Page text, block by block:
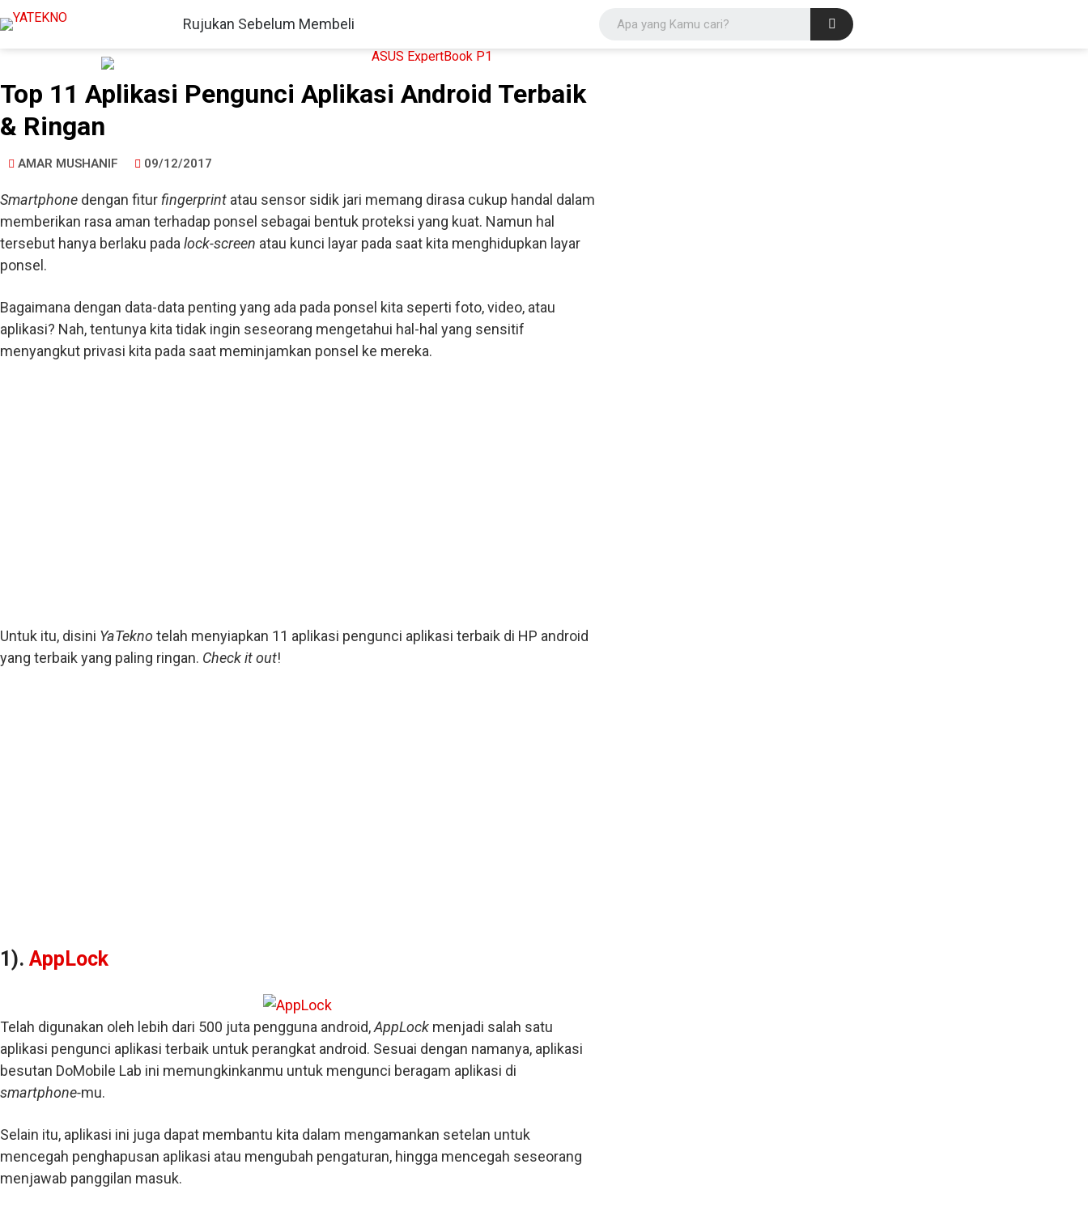
Rujukan Sebelum Membeli
Top 11 Aplikasi Pengunci Aplikasi Android Terbaik
& Ringan
AMAR MUSHANIF 09/12/2017
Smartphone dengan fitur fingerprint atau sensor sidik jari memang dirasa cukup handal dalam
memberikan rasa aman terhadap ponsel sebagai bentuk proteksi yang kuat. Namun hal
tersebut hanya berlaku pada lock-screen atau kunci layar pada saat kita menghidupkan layar
ponsel.
Bagaimana dengan data-data penting yang ada pada ponsel kita seperti foto, video, atau
aplikasi? Nah, tentunya kita tidak ingin seseorang mengetahui hal-hal yang sensitif
menyangkut privasi kita pada saat meminjamkan ponsel ke mereka.
Untuk itu, disini YaTeknotelah menyiapkan 11 aplikasi pengunci aplikasi terbaik di HP android
yang terbaik yang paling ringan. Check it out!
1). AppLock
Telah digunakan oleh lebih dari 500 juta pengguna android,AppLock menjadi salah satu
aplikasi pengunci aplikasi terbaik untuk perangkat android. Sesuai dengan namanya, aplikasi
besutan DoMobile Lab ini memungkinkanmu untuk mengunci beragam aplikasi di
smartphone-mu.
Selain itu, aplikasi ini juga dapat membantu kita dalam mengamankan setelan untuk
mencegah penghapusan aplikasi atau mengubah pengaturan, hingga mencegah seseorang
menjawab panggilan masuk.